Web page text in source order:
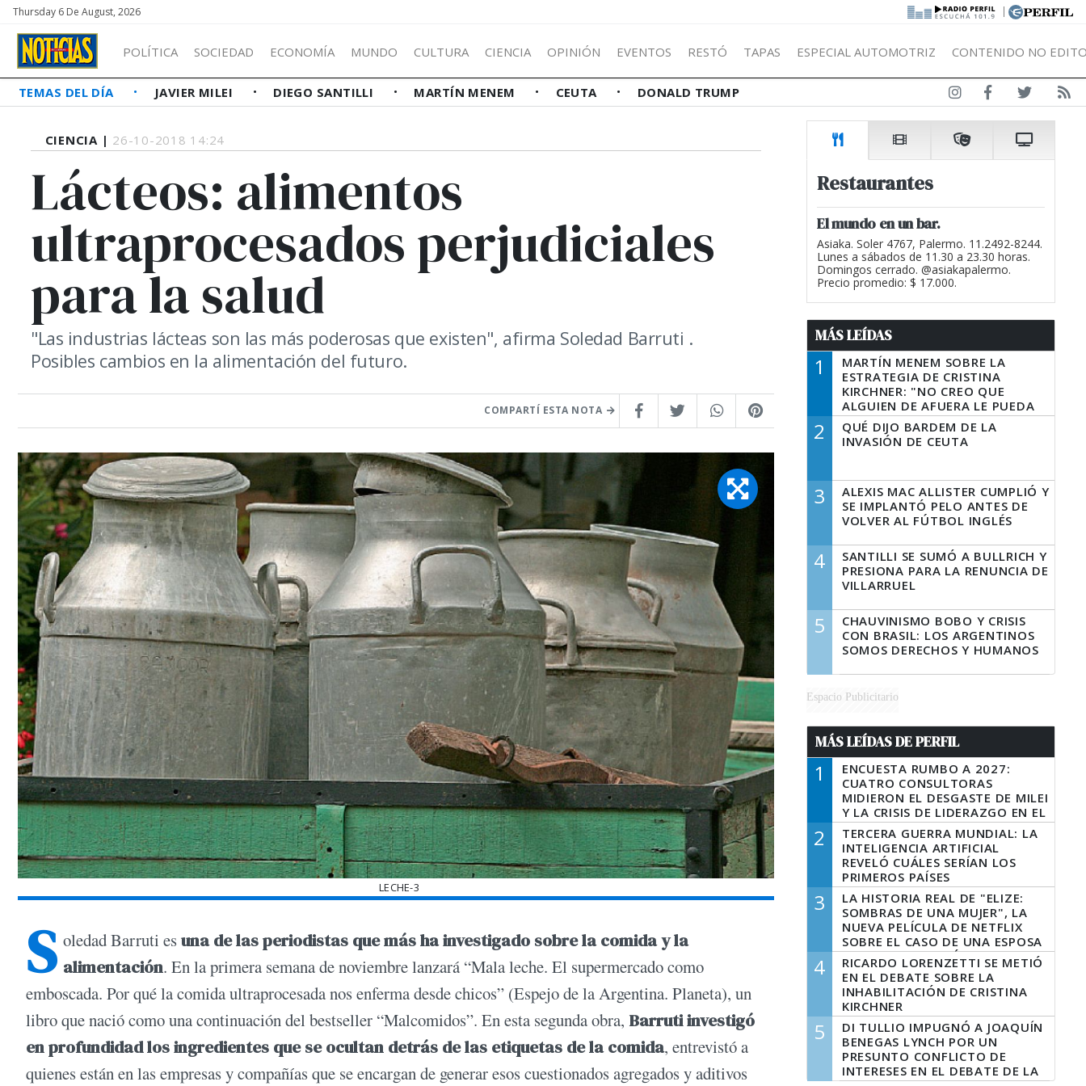
Thursday 6 De August, 2026 |
POLÍTICA SOCIEDAD ECONOMÍA MUNDO CULTURA CIENCIA OPINIÓN EVENTOS RESTÓ TAPAS ESPECIAL AUTOMOTRIZ CONTENIDO NO
TEMAS DEL DÍA JAVIER MILEI DIEGO SANTILLI MARTÍN MENEM CEUTA DONALD TRUMP
CIENCIA | 26-10-2018 14:24
Lácteos: alimentos
ultraprocesados perjudiciales
para la salud
"Las industrias lácteas son las más poderosas que existen", afirma Soledad Barruti .
Posibles cambios en la alimentación del futuro.
COMPARTÍ ESTA NOTA
LECHE-3
S oledad Barruti esuna de las periodistas que más ha investigado sobre la comida y la
alimentación. En la primera semana de noviembre lanzará “Mala leche. El supermercado como
emboscada. Por qué la comida ultraprocesada nos enferma desde chicos” (Espejo de la Argentina. Planeta), un
libro que nació como una continuación del bestseller “Malcomidos”. En esta segunda obra, Barruti investigó
en profundidad los ingredientes que se ocultan detrás de las etiquetas de la comida, entrevistó a
quienes están en las empresas y compañías que se encargan de generar esos cuestionados agregados y aditivos
Restaurantes
El mundo en un bar.
Asiaka. Soler 4767, Palermo. 11.2492-8244.
Lunes a sábados de 11.30 a 23.30 horas.
Domingos cerrado. @asiakapalermo.
Precio promedio: $ 17.000.
MÁS LEÍDAS
1
MARTÍN MENEM SOBRE LA
ESTRATEGIA DE CRISTINA
KIRCHNER: "NO CREO QUE
ALGUIEN DE AFUERA LE PUEDA
DECIR A LA JUSTICIA LO QUE
TIENE QUE HACER"
2
QUÉ DIJO BARDEM DE LA
INVASIÓN DE CEUTA
3
ALEXIS MAC ALLISTER CUMPLIÓ Y
SE IMPLANTÓ PELO ANTES DE
VOLVER AL FÚTBOL INGLÉS
4
SANTILLI SE SUMÓ A BULLRICH Y
PRESIONA PARA LA RENUNCIA DE
VILLARRUEL
5
CHAUVINISMO BOBO Y CRISIS
CON BRASIL: LOS ARGENTINOS
SOMOS DERECHOS Y HUMANOS
Espacio Publicitario
MÁS LEÍDAS DE PERFIL
1
ENCUESTA RUMBO A 2027:
CUATRO CONSULTORAS
MIDIERON EL DESGASTE DE MILEI
Y LA CRISIS DE LIDERAZGO EN EL
PERONISMO
2
TERCERA GUERRA MUNDIAL: LA
INTELIGENCIA ARTIFICIAL
REVELÓ CUÁLES SERÍAN LOS
PRIMEROS PAÍSES
LATINOAMERICANOS EN SER
DERROTADOS
3
LA HISTORIA REAL DE "ELIZE:
SOMBRAS DE UNA MUJER", LA
NUEVA PELÍCULA DE NETFLIX
SOBRE EL CASO DE UNA ESPOSA
QUE DESCUARTIZÓ A SU
MARIDO
4
RICARDO LORENZETTI SE METIÓ
EN EL DEBATE SOBRE LA
INHABILITACIÓN DE CRISTINA
KIRCHNER
5
DI TULLIO IMPUGNÓ A JOAQUÍN
BENEGAS LYNCH POR UN
PRESUNTO CONFLICTO DE
INTERESES EN EL DEBATE DE LA